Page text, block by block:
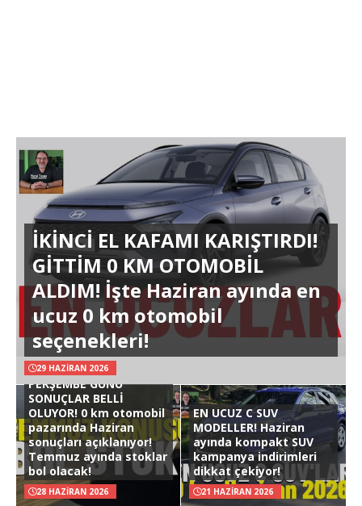
İKİNCİ EL KAFAMI KARIŞTIRDI!
GİTTİM 0 KM OTOMOBİL
ALDIM! İşte Haziran ayında en
ucuz 0 km otomobil
seçenekleri!
29 HAZIRAN 2026
PERŞEMBE GÜNÜ
SONUÇLAR BELLİ
OLUYOR! 0 km otomobil
pazarında Haziran
sonuçları açıklanıyor!
Temmuz ayında stoklar
bol olacak!
28 HAZIRAN 2026
EN UCUZ C SUV
MODELLER! Haziran
ayında kompakt SUV
kampanya indirimleri
dikkat çekiyor!
21 HAZIRAN 2026